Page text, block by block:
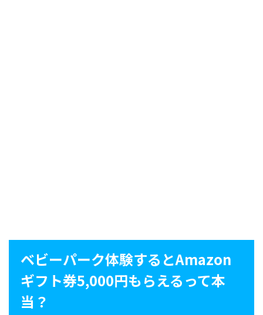
ベビーパーク体験するとAmazon
ギフト券5,000円もらえるって本
当？